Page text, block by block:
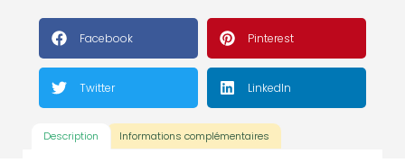
Facebook Pinterest
Twitter LinkedIn
Description Informations complémentaires